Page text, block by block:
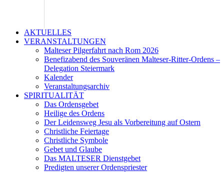
AKTUELLES
VERANSTALTUNGEN
Malteser Pilgerfahrt nach Rom 2026
Benefizabend des Souveränen Malteser-Ritter-Ordens –
Delegation Steiermark
Kalender
Veranstaltungsarchiv
SPIRITUALITÄT
Das Ordensgebet
Heilige des Ordens
Der Leidensweg Jesu als Vorbereitung auf Ostern
Christliche Feiertage
Christliche Symbole
Gebet und Glaube
Das MALTESER Dienstgebet
Predigten unserer Ordenspriester